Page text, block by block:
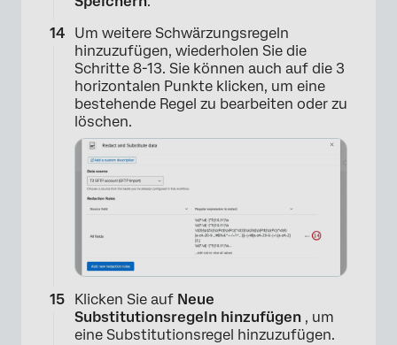
×
Um weitere Schwärzungsregeln
hinzuzufügen, wiederholen Sie die
Schritte 8-13. Sie können auch auf die 3
horizontalen Punkte klicken, um eine
bestehende Regel zu bearbeiten oder zu
löschen.
Klicken Sie auf Neue
Substitutionsregeln hinzufügen , um
eine Substitutionsregel hinzuzufügen.